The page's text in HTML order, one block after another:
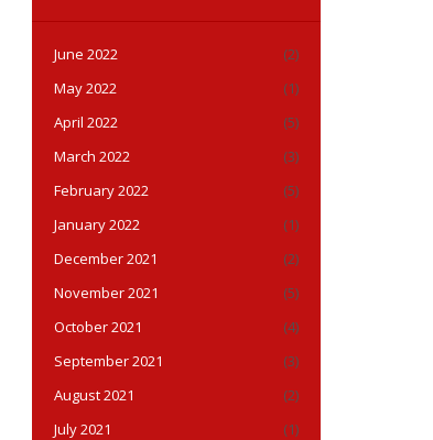
June 2022
(2)
May 2022
(1)
April 2022
(5)
March 2022
(3)
February 2022
(5)
January 2022
(1)
December 2021
(2)
November 2021
(5)
October 2021
(4)
September 2021
(3)
August 2021
(2)
July 2021
(1)